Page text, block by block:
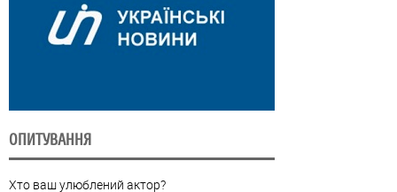
ОПИТУВАННЯ
Хто ваш улюблений актор?